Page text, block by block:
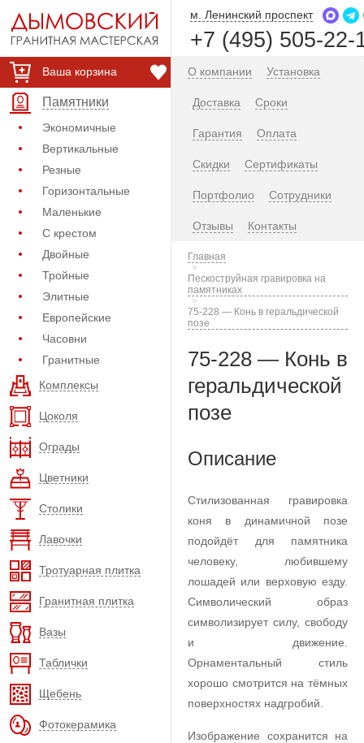
Ваша корзина
Памятники
Экономичные
Вертикальные
Резные
Горизонтальные
Маленькие
С крестом
Двойные
Тройные
Элитные
Европейские
Часовни
Гранитные
Комплексы
Цоколя
Ограды
Цветники
Столики
Лавочки
Тротуарная плитка
Гранитная плитка
Вазы
Таблички
Щебень
Фотокерамика
м. Ленинский проспект
+7 (495) 505-22-
О компании Установка
Доставка Сроки
Гарантия Оплата
Скидки Сертификаты
Портфолио Сотрудники
Отзывы Контакты
Главная
Пескоструйная гравировка на
памятниках
75-228 — Конь в геральдической
позе
75-228 — Конь в
геральдической
позе
Описание
Стилизованная гравировка
коня в динамичной позе
подойдёт для памятника
человеку, любившему
лошадей или верховую езду.
Символический образ
символизирует силу, свободу
и движение.
Орнаментальный стиль
хорошо смотрится на тёмных
поверхностях надгробий.
Изображение сохранится на